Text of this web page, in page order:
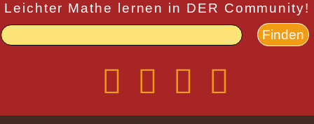
Leichter Mathe lernen in DER Community!